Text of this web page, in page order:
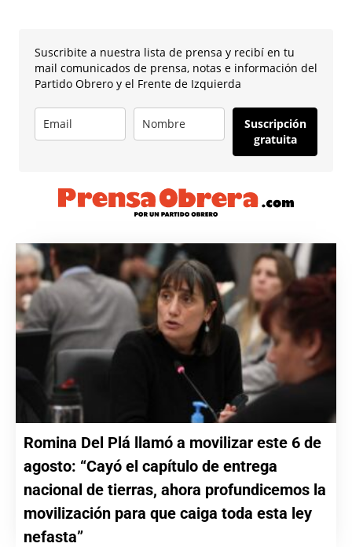
Suscribite a nuestra lista de prensa y recibí en tu
mail comunicados de prensa, notas e información del
Partido Obrero y el Frente de Izquierda
Suscripción
gratuita
Romina Del Plá llamó a movilizar este 6 de
agosto: “Cayó el capítulo de entrega
nacional de tierras, ahora profundicemos la
movilización para que caiga toda esta ley
nefasta”